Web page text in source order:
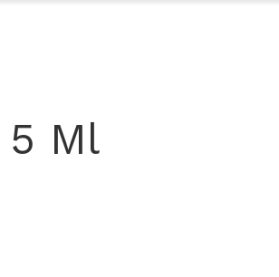
5 Ml